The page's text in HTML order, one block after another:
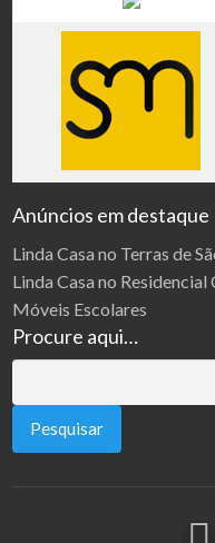
Anúncios em destaque
Linda Casa no Terras de
Linda Casa no Residencial
Móveis Escolares
Procure aqui…
por: